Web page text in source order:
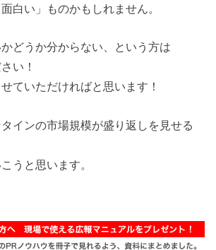
白い」ものかもしれません。
どうか分からない、という方は
い！
ていただければと思います！
インの市場規模が盛り返しを見せる
うと思います。